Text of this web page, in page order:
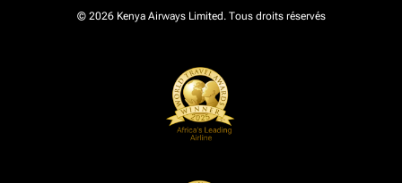
© 2026 Kenya Airways Limited. Tous droits réservés